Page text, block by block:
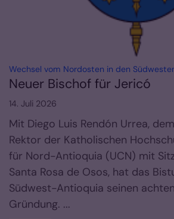
Wechsel vom Nordosten in den
Neuer Bischof für Jericó
14. Juli 2026
Mit Diego Luis Rendón Urrea,
Rektor der Katholischen
für Nord-Antioquia (UCN) mit
Santa Rosa de Osos, hat das
Südwest-Antioquia seinen
Gründung. ...